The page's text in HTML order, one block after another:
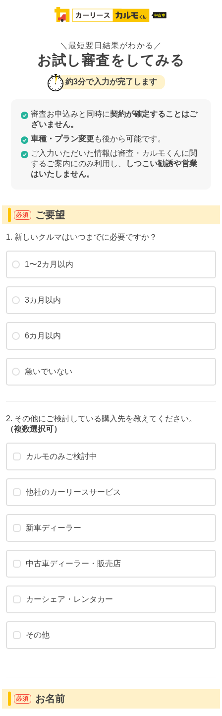
＼最短翌日結果がわかる／
お試し審査をしてみる
約3分で入力が完了します
審査お申込みと同時に契約が確定することはご
ざいません。
車種・プラン変更も後から可能です。
ご入力いただいた情報は審査・カルモくんに関
するご案内にのみ利用し、
しつこい勧誘や営業
はいたしません。
必須 ご要望
1. 新しいクルマはいつまでに必要ですか？
1〜2カ月以内
3カ月以内
6カ月以内
急いでいない
2. その他にご検討している購入先を教えてください。
（複数選択可）
カルモのみご検討中
他社のカーリースサービス
新車ディーラー
中古車ディーラー・販売店
カーシェア・レンタカー
その他
必須 お名前